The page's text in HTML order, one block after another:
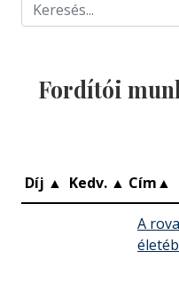
Fordítói
Díj ▲ Kedv. ▲ Cím▲
A